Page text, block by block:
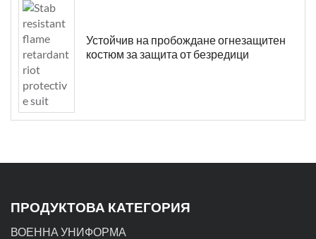
Устойчив на пробождане огнезащитен
костюм за защита от безредици
ПРОДУКТОВА КАТЕГОРИЯ
ВОЕННА УНИФОРМА